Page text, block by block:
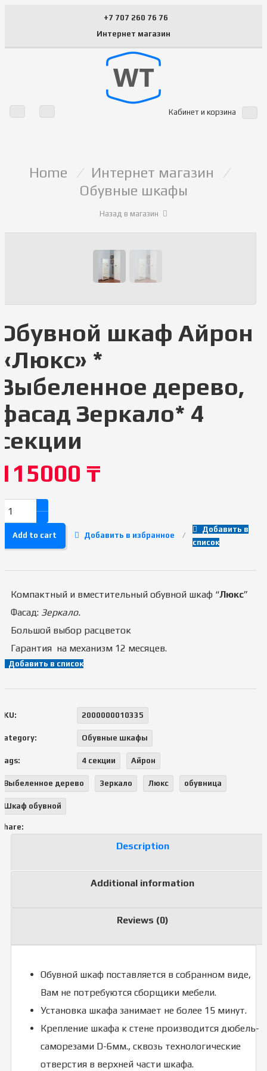
+7 707 260 76 76
Интернет магазин
Кабинет и корзина
Home / Интернет магазин
/
Обувные шкафы
Назад в магазин
шкаф Айрон
*
дерево,
Зеркало* 4
₸
Add to cart Добавить в избранное
Добавить в
список
Компактный и вместительный обувной шкаф “Люкс”
Фасад: Зеркало.
Большой выбор расцветок
Гарантия на механизм 12 месяцев.
Добавить в список
2000000010335
Обувные шкафы
4 секции Айрон
Выбеленное дерево Зеркало Люкс обувница
Шкаф обувной
Description
Additional information
Reviews (0)
Обувной шкаф поставляется в собранном виде,
Вам не потребуются сборщики мебели.
Установка шкафа занимает не более 15 минут.
Крепление шкафа к стене производится дюбель-
саморезами D-6мм., сквозь технологические
отверстия в верхней части шкафа.